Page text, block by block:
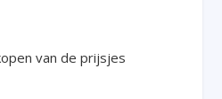
van de prijsjes